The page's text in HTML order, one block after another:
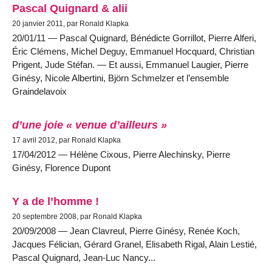
Pascal Quignard & alii
20 janvier 2011, par Ronald Klapka
20/01/11 — Pascal Quignard, Bénédicte Gorrillot, Pierre Alferi,
Éric Clémens, Michel Deguy, Emmanuel Hocquard, Christian
Prigent, Jude Stéfan. — Et aussi, Emmanuel Laugier, Pierre
Ginésy, Nicole Albertini, Björn Schmelzer et l’ensemble
Graindelavoix
d’une joie « venue d’ailleurs »
17 avril 2012, par Ronald Klapka
17/04/2012 — Hélène Cixous, Pierre Alechinsky, Pierre
Ginésy, Florence Dupont
Y a de l’homme !
20 septembre 2008, par Ronald Klapka
20/09/2008 — Jean Clavreul, Pierre Ginésy, Renée Koch,
Jacques Félician, Gérard Granel, Elisabeth Rigal, Alain Lestié,
Pascal Quignard, Jean-Luc Nancy...